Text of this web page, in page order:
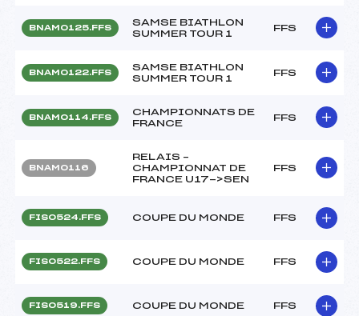
BNAM0125.FFS
SAMSE BIATHLON
SUMMER TOUR 1
FFS
BNAM0122.FFS
SAMSE BIATHLON
SUMMER TOUR 1
FFS
BNAM0114.FFS
CHAMPIONNATS DE
FRANCE
FFS
BNAM0116
RELAIS –
CHAMPIONNAT DE
FRANCE U17->SEN
FFS
FIS0524.FFS COUPE DU MONDE FFS
FIS0522.FFS COUPE DU MONDE FFS
FIS0519.FFS COUPE DU MONDE FFS